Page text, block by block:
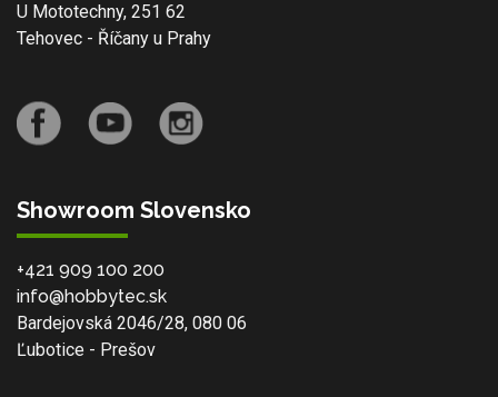
U Mototechny, 251 62
Tehovec - Říčany u Prahy
Showroom Slovensko
+421 909 100 200
info@hobbytec.sk
Bardejovská 2046/28, 080 06
Ľubotice - Prešov